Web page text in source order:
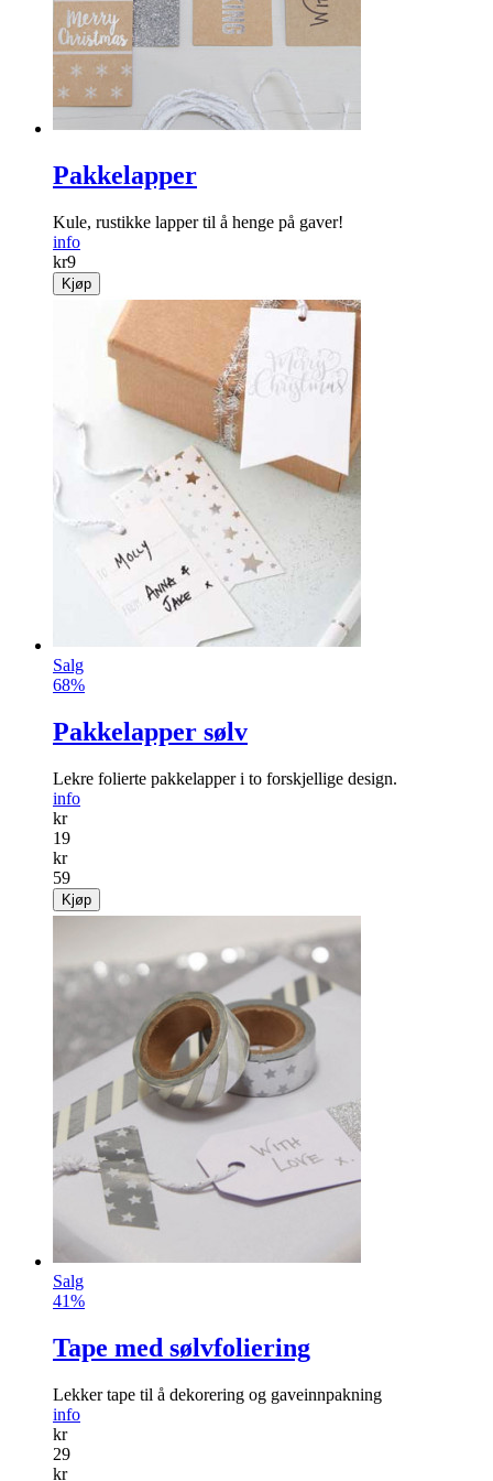
Pakkelapper
Kule, rustikke lapper til å henge på gaver!
info
kr9
Kjøp
Salg
68%
Pakkelapper sølv
Lekre folierte pakkelapper i to forskjellige design.
info
kr
19
kr
59
Kjøp
Salg
41%
Tape med sølvfoliering
Lekker tape til å dekorering og gaveinnpakning
info
kr
29
kr